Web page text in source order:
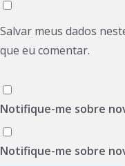
Salvar meus dados
que eu comentar.
Notifique-me sobre
Notifique-me sobre